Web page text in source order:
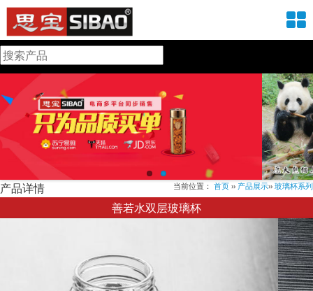
产品详情 当前位置： 首页 ›› 产品展示›› 玻璃杯系列
善若水双层玻璃杯